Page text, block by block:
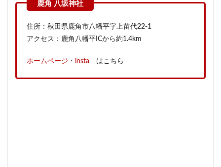
住所：秋田県鹿角市八幡平字上苗代22-1
アクセス：鹿角八幡平ICから約1.4km
ホームページ ・ insta はこちら